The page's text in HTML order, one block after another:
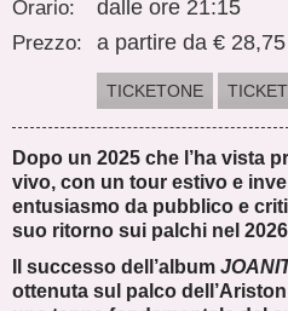
Orario: dalle ore 21:15
Prezzo: a partire da € 28,75
TICKETONE
Dopo un 2025 che l’ha vista
vivo, con un tour estivo e
entusiasmo da pubblico e
suo ritorno sui palchi nel
Il successo dell’album
ottenuta sul palco